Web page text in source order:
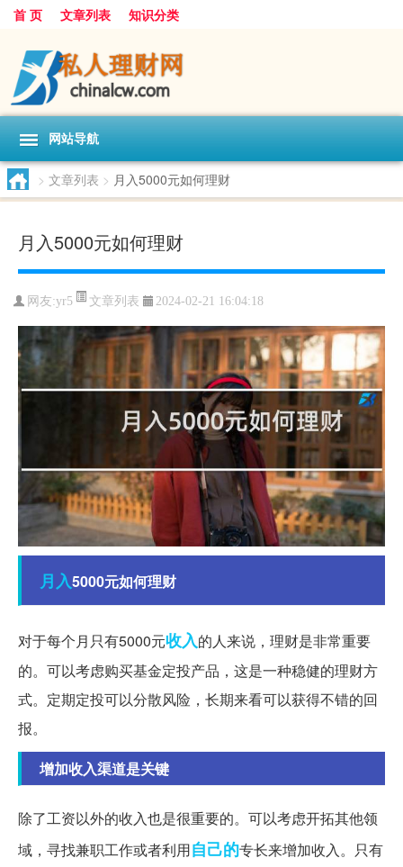
首 页 文章列表 知识分类
网站导航
> 文章列表 > 月入5000元如何理财
月入5000元如何理财
网友:yr5 文章列表 2024-02-21 16:04:18
月入5000元如何理财
对于每个月只有5000元收入的人来说，理财是非常重要
的。可以考虑购买基金定投产品，这是一种稳健的理财方
式。定期定投可以分散风险，长期来看可以获得不错的回
报。
增加收入渠道是关键
除了工资以外的收入也是很重要的。可以考虑开拓其他领
域，寻找兼职工作或者利用自己的专长来增加收入。只有